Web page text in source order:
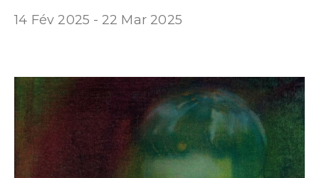
14 Fév 2025 - 22 Mar 2025